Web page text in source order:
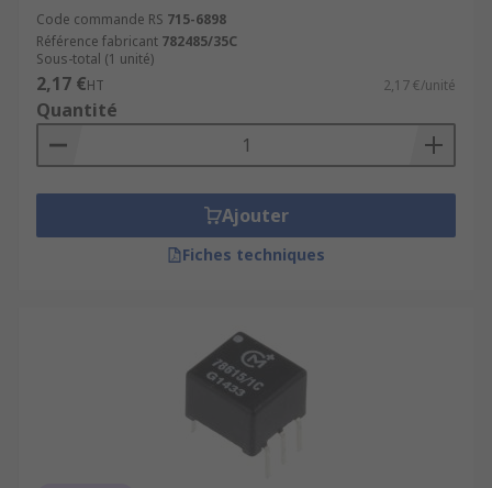
Code commande RS 715-6898
Référence fabricant 782485/35C
Sous-total (1 unité)
2,17 €HT 2,17 €/unité
Quantité
Ajouter
Fiches techniques